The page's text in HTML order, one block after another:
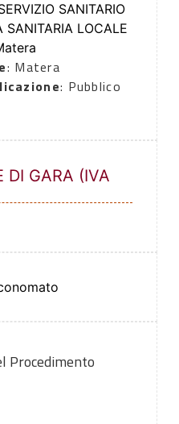
SANITARIO
SANITARIA LOCALE
: Matera
: Pubblico
DI GARA (IVA
Procedimento